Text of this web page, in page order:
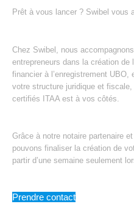
Prêt à vous lancer ? Swibel vous
Chez Swibel, nous
entrepreneurs dans la création de
financier à l’enregistrement UBO,
votre structure juridique et fiscale,
certifiés ITAA est à vos côtés.
Grâce à notre notaire partenaire
pouvons finaliser la création de
partir d’une semaine seulement
Prendre contact